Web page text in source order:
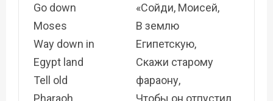
Go down
Moses
Way down in
Egypt land
Tell old
Pharaoh
«Сойди, Моисей,
В землю
Египетскую,
Скажи старому
фараону,
Чтобы он отпустил